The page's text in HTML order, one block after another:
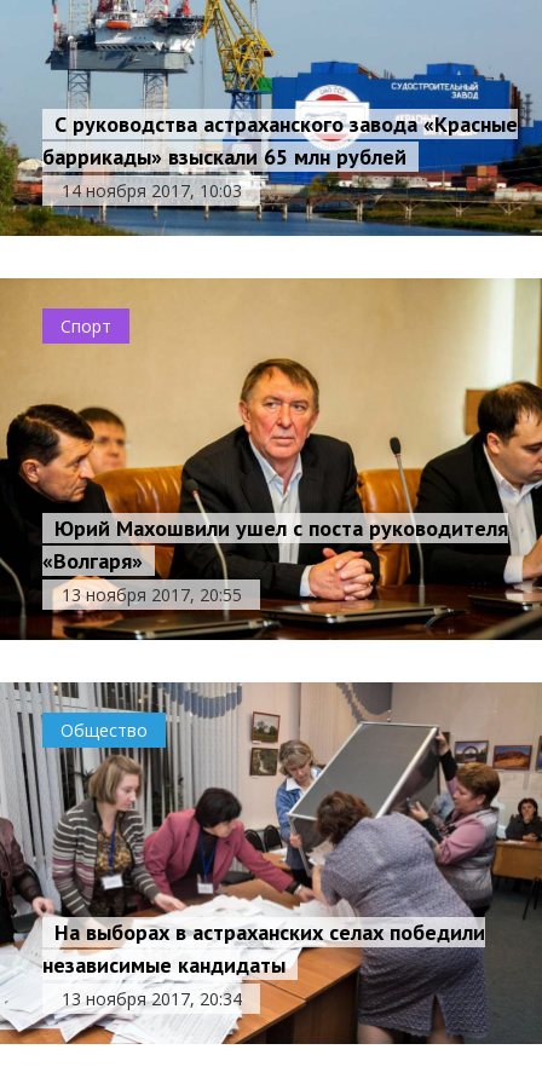
С руководства астраханского завода «Красные
баррикады» взыскали 65 млн рублей
14 ноября 2017, 10:03
Спорт
Юрий Махошвили ушел с поста руководителя
«Волгаря»
13 ноября 2017, 20:55
Общество
На выборах в астраханских селах победили
независимые кандидаты
13 ноября 2017, 20:34